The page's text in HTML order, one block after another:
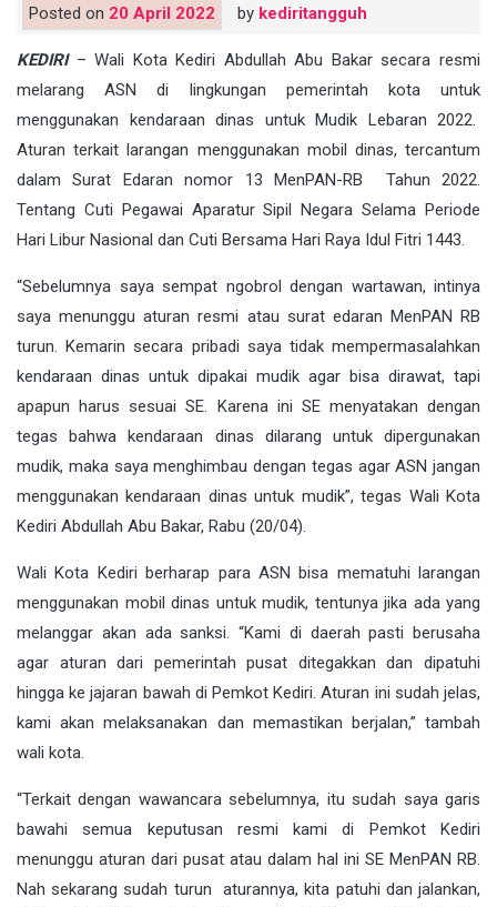
Posted on 20 April 2022 by kediritangguh
KEDIRI– Wali Kota Kediri Abdullah Abu Bakar secara resmi
melarang ASN di lingkungan pemerintah kota untuk
menggunakan kendaraan dinas untuk Mudik Lebaran 2022.
Aturan terkait larangan menggunakan mobil dinas, tercantum
dalam Surat Edaran nomor 13 MenPAN-RB Tahun 2022.
Tentang Cuti Pegawai Aparatur Sipil Negara Selama Periode
Hari Libur Nasional dan Cuti Bersama Hari Raya Idul Fitri 1443.
“Sebelumnya saya sempat ngobrol dengan wartawan, intinya
saya menunggu aturan resmi atau surat edaran MenPAN RB
turun. Kemarin secara pribadi saya tidak mempermasalahkan
kendaraan dinas untuk dipakai mudik agar bisa dirawat, tapi
apapun harus sesuai SE. Karena ini SE menyatakan dengan
tegas bahwa kendaraan dinas dilarang untuk dipergunakan
mudik, maka saya menghimbau dengan tegas agar ASN jangan
menggunakan kendaraan dinas untuk mudik”, tegas Wali Kota
Kediri Abdullah Abu Bakar, Rabu (20/04).
Wali Kota Kediri berharap para ASN bisa mematuhi larangan
menggunakan mobil dinas untuk mudik, tentunya jika ada yang
melanggar akan ada sanksi. “Kami di daerah pasti berusaha
agar aturan dari pemerintah pusat ditegakkan dan dipatuhi
hingga ke jajaran bawah di Pemkot Kediri. Aturan ini sudah jelas,
kami akan melaksanakan dan memastikan berjalan,” tambah
wali kota.
“Terkait dengan wawancara sebelumnya, itu sudah saya garis
bawahi semua keputusan resmi kami di Pemkot Kediri
menunggu aturan dari pusat atau dalam hal ini SE MenPAN RB.
Nah sekarang sudah turun aturannya, kita patuhi dan jalankan,